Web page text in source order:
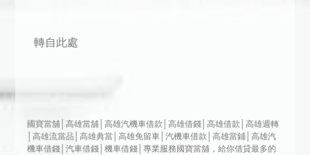
轉自此處
國寶當舖│高雄當舖│高雄汽機車借款│高雄借錢│高雄借款│高雄週轉
│高雄流當品│高雄典當│高雄免留車│汽機車借款│高雄當鋪│高雄汽
機車借錢│汽車借錢│機車借錢│專業服務國寶當舖，給你借貸最多的